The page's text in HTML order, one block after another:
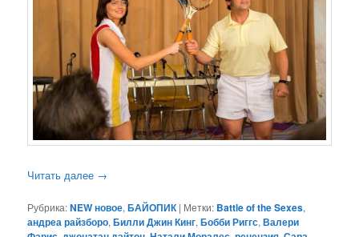
Читать далее →
Рубрика:NEW новое,БАЙОПИК | Метки: Battle of the Sexes,
андреа райзборо,Билли Джин Кинг,Бобби Риггс,Валери